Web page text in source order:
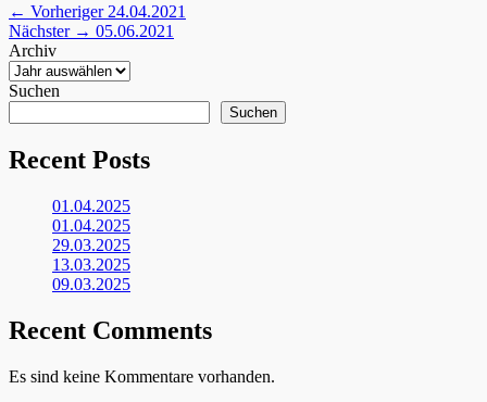
Beitragsnavigation
← Vorheriger Vorheriger
Beitrag:
24.04.2021
Nächster → Nächster
05.06.2021
Archiv
Suchen
Suchen
Recent Posts
01.04.2025
01.04.2025
29.03.2025
13.03.2025
09.03.2025
Recent Comments
Es sind keine Kommentare vorhanden.